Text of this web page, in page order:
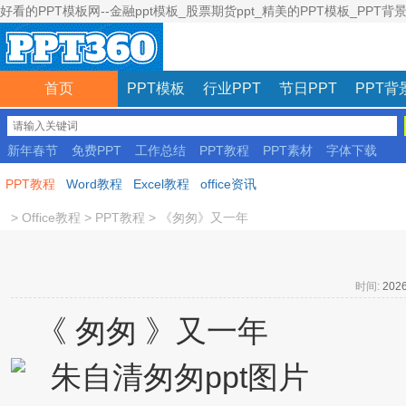
好看的PPT模板网--金融ppt模板_股票期货ppt_精美的PPT模板_PPT背
首页 PPT模板 行业PPT 节日PPT PPT背
新年春节 免费PPT 工作总结 PPT教程 PPT素材
字体下载
PPT教程
Word教程 Excel教程 office资讯
> Office教程 > PPT教程 > 《匆匆》又一年
时间:
《 匆匆 》又一年